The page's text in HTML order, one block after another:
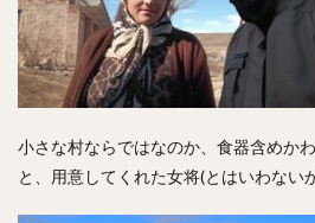
小さな村ならではなのか、食器含めか
と、用意してくれた女将(とはいわないか